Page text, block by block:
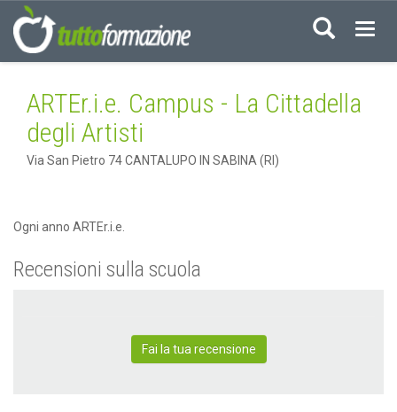
ARTEr.i.e. Campus - La Cittadella
degli Artisti
Via San Pietro 74 CANTALUPO IN SABINA (RI)
Ogni anno ARTEr.i.e.
Recensioni sulla scuola
Fai la tua recensione